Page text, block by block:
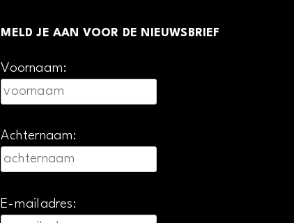
MELD JE AAN VOOR DE NIEUWSBRIEF
Voornaam:
Achternaam:
E-mailadres: